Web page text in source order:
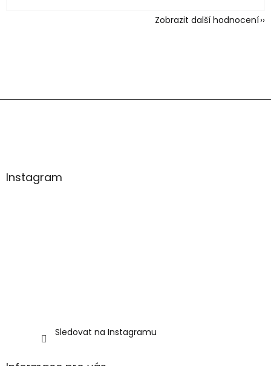
Zobrazit další hodnocení
p
Instagram
Sledovat na Instagramu